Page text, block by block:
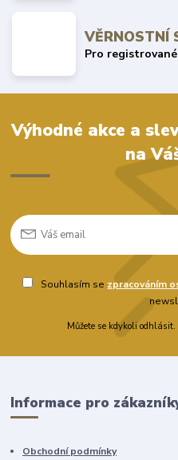
VĚRNOSTNÍ
Pro
Výhodné akce a
na
Souhlasím se zpracováním
Můžete se kdykoli
Informace pro
Obchodní podmínky